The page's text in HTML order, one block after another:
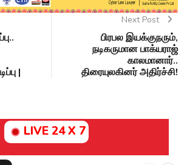
|
Next Post
பிரபல இயக்குநரும்,
நடிகருமான பாக்யராஜ்
காலமானார்..
திரையுலகினர் அதிர்ச்சி!
LIVE 24 X 7